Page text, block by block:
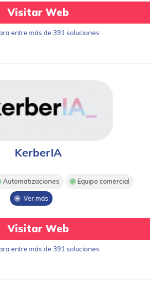
Visitar Web
entre más de 391 soluciones
KerberIA
Automatizaciones Equipo comercial
Ver más
Visitar Web
entre más de 391 soluciones